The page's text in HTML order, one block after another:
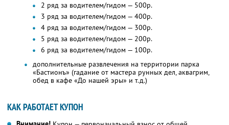
2 ряд за водителем/гидом — 500р.
3 ряд за водителем/гидом — 400р.
4 ряд за водителем/гидом — 300р.
5 ряд за водителем/гидом — 200р.
6 ряд за водителем/гидом — 100р.
дополнительные развлечения на территории парка
«Бастионъ» (гадание от мастера рунных дел, аквагрим,
обед в кафе «До нашей эры» и т.д.)
КАК РАБОТАЕТ КУПОН